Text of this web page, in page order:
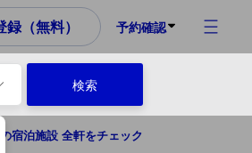
（無料） 予約確認
とチェックアウト日を移動します。
検索
の宿泊施設 全軒をチェック
るユーザーにとっても参考となる信頼で